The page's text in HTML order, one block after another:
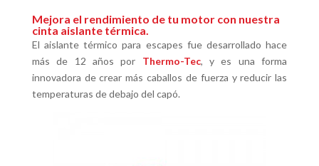
Mejora el rendimiento de tu motor con nuestra
cinta aislante térmica.
El aislante térmico para escapes fue desarrollado hace
más de 12 años por Thermo-Tec, y es una forma
innovadora de crear más caballos de fuerza y ​​reducir las
temperaturas de debajo del capó.